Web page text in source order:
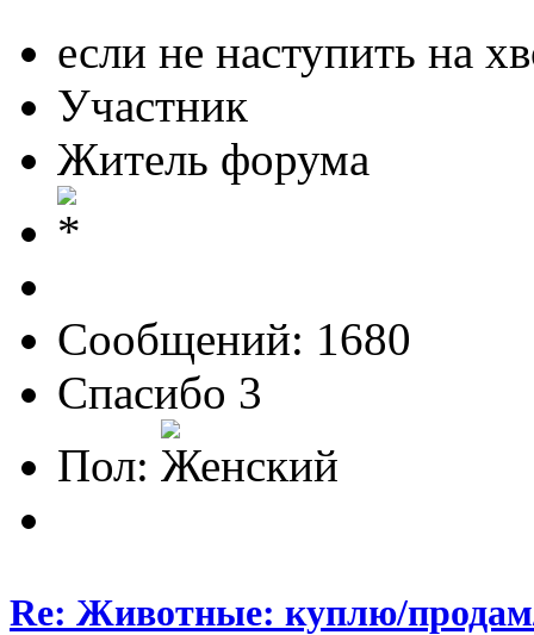
если не наступить на
Участник
Житель форума
Сообщений: 1680
Спасибо 3
Пол:
Re: Животные: куплю/